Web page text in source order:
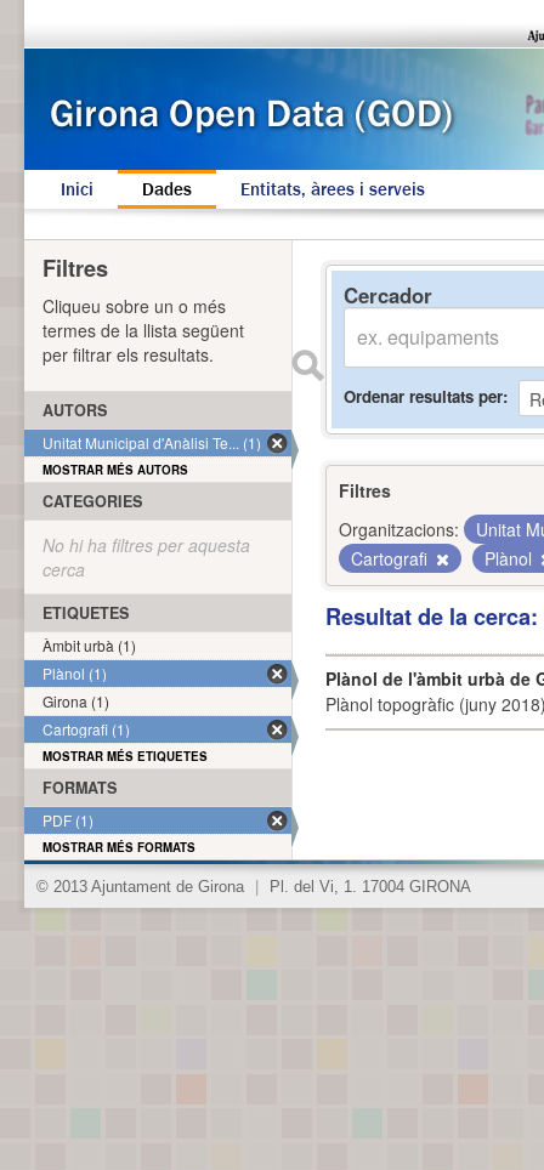
Inici Dades Entitats, àrees i serveis
Cercador
Ordenar resultats per
Filtres
Organitzacions:
Unitat
Cartografi
Plànol
Resultat de la
Plànol de l'àmbit urbà de
Plànol topogràfic (juny
Filtres
Cliqueu sobre un o més
termes de la llista següent
per filtrar els resultats.
AUTORS
Unitat Municipal d'Anàlisi Te... (1)
MOSTRAR MÉS AUTORS
CATEGORIES
No hi ha filtres per aquesta
cerca
ETIQUETES
Àmbit urbà (1)
Plànol (1)
Girona (1)
Cartografi (1)
MOSTRAR MÉS ETIQUETES
FORMATS
PDF (1)
MOSTRAR MÉS FORMATS
© 2013 Ajuntament de Girona Pl. del Vi, 1. 17004 GIRONA